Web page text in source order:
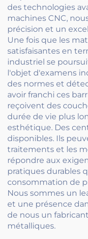
des technologies
machines CNC,
précision et un
Une fois que les
satisfaisantes en
industriel se
l'objet d'examens
des normes et
avoir franchi ces
reçoivent des
durée de vie plus
esthétique. Des
disponibles. Ils
traitements et les
répondre aux
pratiques durables
consommation de
Nous sommes un
et une présence
de nous un
métalliques.